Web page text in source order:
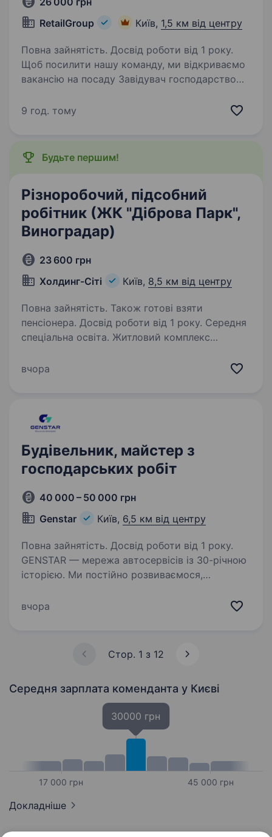
RetailGroup
Київ, 1,5 км від центру
Повна зайнятість. Досвід роботи від 1 року.
Щоб посилити нашу команду, ми відкриваємо
вакансію на посаду Завідувач господарством.
аналогічного досвіду роботи Має знання основ
9 год. тому
Будьте першим!
Різноробочий, підсобний
робітник (ЖК "Діброва Парк",
Виноградар)
23 600 грн
Холдинг-Сіті
Київ, 8,5 км від центру
Повна зайнятість. Також готові взяти
пенсіонера. Досвід роботи від 1 року. Середня
спеціальна освіта. Житловий комплекс
житлових комплексів Києва, розташований
працівники…
вчора
Будівельник, майстер з
господарських робіт
40 000 – 50 000 грн
Genstar
Київ, 6,5 км від центру
Повна зайнятість. Досвід роботи від 1 року.
GENSTAR — мережа автосервісів із 30-річною
історією. Ми постійно розвиваємося,
щоб кожна наша філія була охайною,
вчора
Стор. 1 з 12
Середня зарплата коменданта у Києві
17 000 грн
30000 грн
45 000 грн
Докладніше